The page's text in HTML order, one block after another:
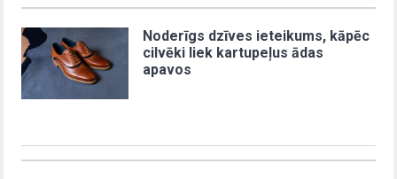
Noderīgs dzīves ieteikums, kāpēc
cilvēki liek kartupeļus ādas
apavos